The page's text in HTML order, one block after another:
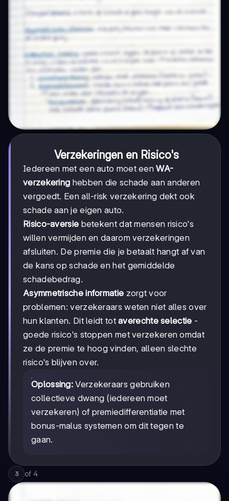
Verzekeringen en Risico's
Iedereen met een auto moet eenWA-
verzekering hebben die schade aan anderen
vergoedt. Een all-risk verzekering dekt ook
schade aan je eigen auto.
Risico-aversie betekent dat mensen risico's
willen vermijden en daarom verzekeringen
afsluiten. De premie die je betaalt hangt af van
de kans op schade en het gemiddelde
schadebedrag.
Asymmetrische informatie zorgt voor
problemen: verzekeraars weten niet alles over
hun klanten. Dit leidt totaverechte selectie -
goede risico's stoppen met verzekeren omdat
ze de premie te hoog vinden, alleen slechte
risico's blijven over.
Oplossing: Verzekeraars gebruiken
collectieve dwang (iedereen moet
verzekeren) of premiedifferentiatie met
bonus-malus systemen om dit tegen te
gaan.
3 of 4